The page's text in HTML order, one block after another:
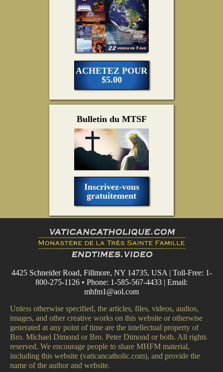
ACHETEZ POUR
$5.00
Bulletin du MTSF
Inscrivez-vous
gratuitement
4425 Schneider Road, Fillmore, NY 14735, USA | Toll-Free: 1-
800-275-1126 • Phone: 1-585-567-4433 | Email:
mhfm1@aol.com
Unless otherwise specified, the articles, files, videos, audios,
images, and other creative works on this website or otherwise
generated at any point of time are the intellectual property of
Bro. Michael Dimond or Bro. Peter Dimond or both. All rights
reserved. We encourage people to share MHFM material,
including this website (vaticancatholic.com), and provide the
name of the author and website.